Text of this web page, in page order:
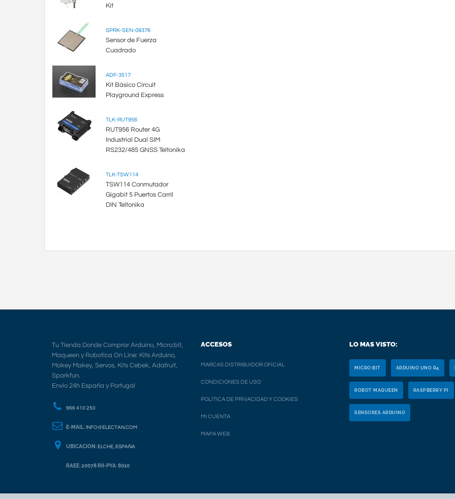
Kit
SPRK-SEN-09376
Sensor de Fuerza
Cuadrado
ADF-3517
Kit Básico Circuit
Playground Express
TLK-RUT956
RUT956 Router 4G
Industrial Dual SIM
RS232/485 GNSS Teltonika
TLK-TSW114
TSW114 Conmutador
Gigabit 5 Puertos Carril
DIN Teltonika
Tu Tienda Donde Comprar Arduino, Micro:bit,
Maqueen y Robotica On Line: Kits Arduino,
Makey Makey, Servos, Kits Cebek, Adafruit,
Sparkfun.
Envio 24h España y Portugal
966 410 250
E-MAIL: INFO@ELECTAN.COM
UBICACION: ELCHE, ESPAÑA
RAEE: 20078 RII-PYA: 8010
ACCESOS
MARCAS DISTRIBUIDOR OFICIAL
CONDICIONES DE USO
POLÍTICA DE PRIVACIDAD Y COOKIES
MI CUENTA
MAPA WEB
LO MAS VISTO:
MICRO:BIT ARDUINO UNO R4
ROBOT MAQUEEN RASPBERRY PI
SENSORES ARDUINO